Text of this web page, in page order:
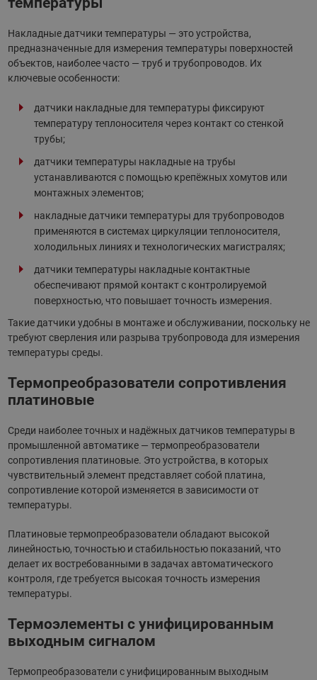
Накладные датчики температуры — это устройства,
предназначенные для измерения температуры поверхностей
объектов, наиболее часто — труб и трубопроводов. Их
ключевые особенности:
датчики накладные для температуры фиксируют
температуру теплоносителя через контакт со стенкой
трубы;
датчики температуры накладные на трубы
устанавливаются с помощью крепёжных хомутов или
монтажных элементов;
накладные датчики температуры для трубопроводов
применяются в системах циркуляции теплоносителя,
холодильных линиях и технологических магистралях;
датчики температуры накладные контактные
обеспечивают прямой контакт с контролируемой
поверхностью, что повышает точность измерения.
Такие датчики удобны в монтаже и обслуживании, поскольку не
требуют сверления или разрыва трубопровода для измерения
температуры среды.
Термопреобразователи сопротивления
платиновые
Среди наиболее точных и надёжных датчиков температуры в
промышленной автоматике — термопреобразователи
сопротивления платиновые. Это устройства, в которых
чувствительный элемент представляет собой платина,
сопротивление которой изменяется в зависимости от
температуры.
Платиновые термопреобразователи обладают высокой
линейностью, точностью и стабильностью показаний, что
делает их востребованными в задачах автоматического
контроля, где требуется высокая точность измерения
температуры.
Термоэлементы с унифицированным
выходным сигналом
Термопреобразователи с унифицированным выходным